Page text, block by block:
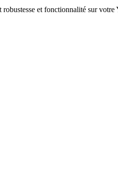
et fonctionnalité sur votre